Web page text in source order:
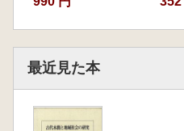
最近見た本